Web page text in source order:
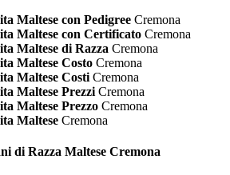
Maltese con Pedigree Cremona
Maltese con Certificato Cremona
Maltese di Razza Cremona
Maltese Costo Cremona
Maltese Costi Cremona
Maltese Prezzi Cremona
Maltese Prezzo Cremona
Maltese Cremona
di Razza Maltese Cremona